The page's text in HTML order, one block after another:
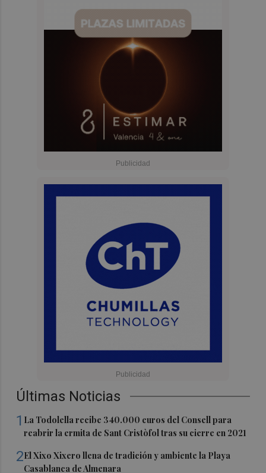
Últimas Noticias
1 La Todolella recibe 340.000 euros del Consell para
reabrir la ermita de Sant Cristòfol tras su cierre en 2021
2El Xixo Xixero llena de tradición y ambiente la Playa
Casablanca de Almenara